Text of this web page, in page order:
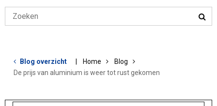
Blog overzicht Home
Blog
De prijs van aluminium is weer tot rust gekomen